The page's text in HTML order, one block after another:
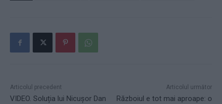
Articolul precedent
VIDEO. Soluția lui Nicușor Dan
Articolul următor
Războiul e tot mai aproape: o